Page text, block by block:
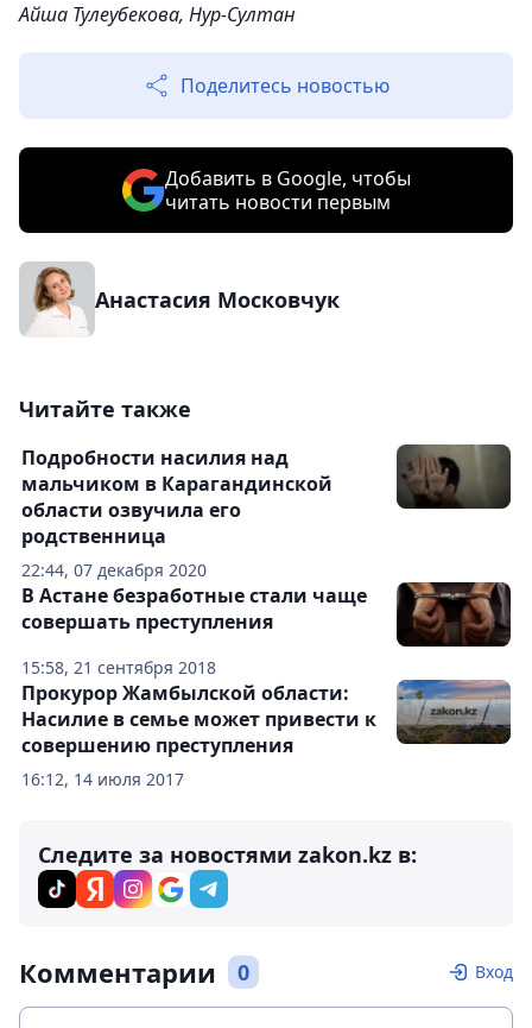
Айша Тулеубекова, Нур-Султан
Поделитесь новостью
Добавить в Google, чтобы
читать новости первым
Анастасия Московчук
Читайте также
22:44, 07 декабря 2020
Подробности насилия над
мальчиком в Карагандинской
области озвучила его
родственница
15:58, 21 сентября 2018
В Астане безработные стали чаще
совершать преступления
16:12, 14 июля 2017
Прокурор Жамбылской области:
Насилие в семье может привести к
совершению преступления
Следите за новостями zakon.kz в:
Комментарии 0 Вход